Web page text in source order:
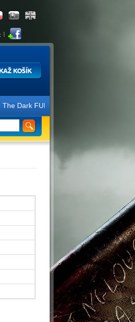
|
Dark FULLSLIP XL EDITION #3